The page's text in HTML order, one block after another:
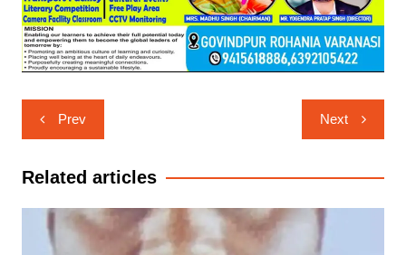
Post
navigation
Prev Next
Related articles